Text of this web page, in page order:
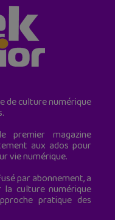
de culture numérique
premier magazine
aux ados pour
vie numérique.
par abonnement, a
culture numérique
pratique des